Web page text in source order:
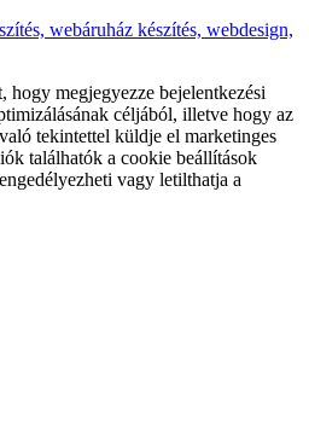
hogy megjegyezze bejelentkezési
céljából, illetve hogy az
tekintettel küldje el marketinges
találhatók a cookie beállítások
vagy letilthatja a